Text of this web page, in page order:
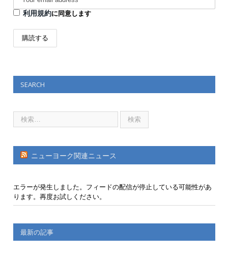
利用規約に同意します
SEARCH
ニューヨーク関連ニュース
エラーが発生しました。フィードの配信が停止している可能性があ
ります。再度お試しください。
最新の記事